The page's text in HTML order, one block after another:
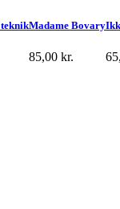
Madame Bovary
85,00 kr.